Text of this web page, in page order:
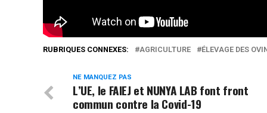
RUBRIQUES CONNEXES: AGRICULTURE ÉLEVAGE DES
NE MANQUEZ PAS
L’UE, le FAIEJ et NUNYA LAB font front
commun contre la Covid-19